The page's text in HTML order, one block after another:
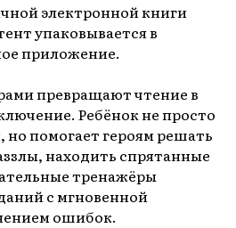
электронной книги
упаковывается в
приложение.
превращают чтение в
Ребёнок не просто
но помогает героям решать
находить спрятанные
тренажёры
с мгновенной
ошибок.